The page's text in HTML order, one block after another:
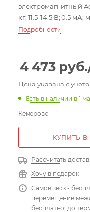
электромагнитный
кг; 11.5-14.5 В; 0.5 мА;
155х38х24 мм; 1230 г.
Подробности
4 473 руб.
Цена указана с
Есть в наличии в 1
Кемерово
КУПИТЬ В
Рассчитать
Хочу в подарок
Самовывоз -
перемещение
бесплатно; до